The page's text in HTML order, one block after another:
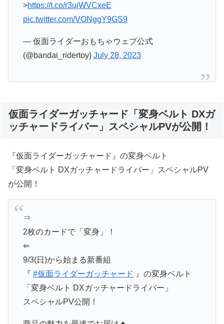
>https://t.co/r3ujWVCxeE
pic.twitter.com/VONggY9GS9
— 仮面ライダーおもちゃウェブ公式
(@bandai_ridertoy) July 28, 2023
仮面ライダーガッチャード「変身ベルト DXガ
ッチャードライバー」スペシャルPVが公開！
『仮面ライダーガッチャード』の変身ベルト
「変身ベルト DXガッチャードライバー」スペシャルPV
が公開！
⇒
2枚のカードで「変身」！
⇐
9/3(日)から始まる新番組
『 #仮面ライダーガッチャード 』の変身ベルト
「変身ベルト DXガッチャードライバー」
スペシャルPV公開！